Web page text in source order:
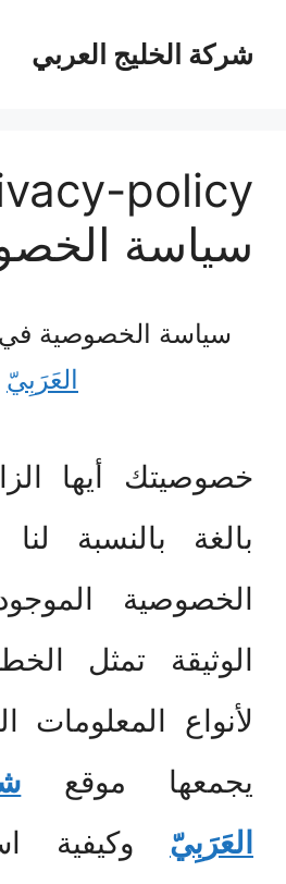
المحتوىشركة الخليج العربي
سياسة
سياسة الخصوصية في
العَرَبِيّ
خصوصيتك أيها
بالغة بالنسبة
الخصوصية
الوثيقة تمثل
لأنواع المعلومات
يجمعها موقع
العَرَبِيّ وكيفية